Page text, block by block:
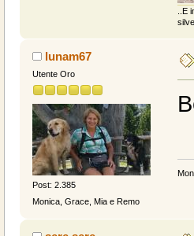
..E
lunam67
Utente Oro
Post: 2.385
Monica, Grace, Mia e Remo